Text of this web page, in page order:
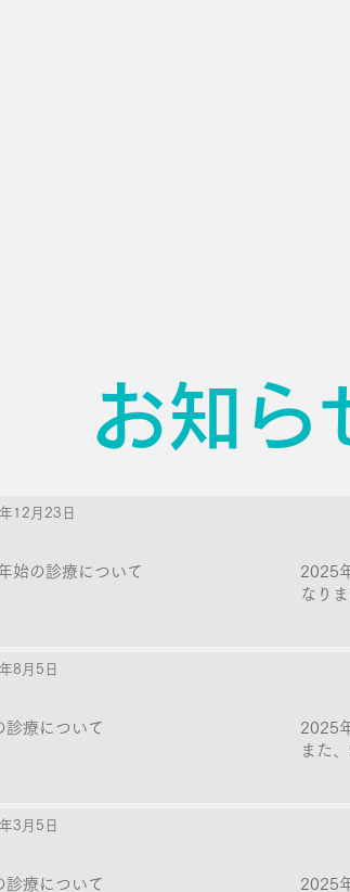
お知ら
12月23日
始の診療について
2025
なりま
8月5日
診療について
2025
また
3月5日
診療について 2025